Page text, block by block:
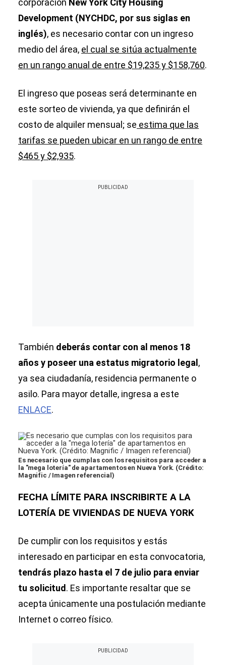
corporación New York City Housing
Development (NYCHDC, por sus siglas en
inglés), es necesario contar con un ingreso
medio del área, el cual se sitúa actualmente
en un rango anual de entre $19,235 y $158,760.
El ingreso que poseas será determinante en
este sorteo de vivienda, ya que definirán el
costo de alquiler mensual; se estima que las
tarifas se pueden ubicar en un rango de entre
$465 y $2,935.
También deberás contar con al menos 18
años y poseer una estatus migratorio legal ,
ya sea ciudadanía, residencia permanente o
asilo. Para mayor detalle, ingresa a este
ENLACE.
Es necesario que cumplas con los requisitos para acceder a
la "mega lotería" de apartamentos en Nueva York. (Crédito:
Magnific / Imagen referencial)
FECHA LÍMITE PARA INSCRIBIRTE A LA
LOTERÍA DE VIVIENDAS DE NUEVA YORK
De cumplir con los requisitos y estás
interesado en participar en esta convocatoria,
tendrás plazo hasta el 7 de julio para enviar
tu solicitud. Es importante resaltar que se
acepta únicamente una postulación mediante
Internet o correo físico.